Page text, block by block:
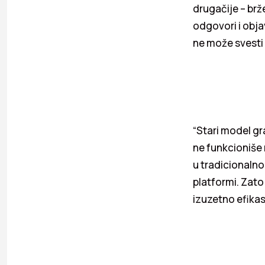
drugačije –
odgovori i
ne može
“Stari model
ne funkcioniše
u
platformi. Zato
izuzetno